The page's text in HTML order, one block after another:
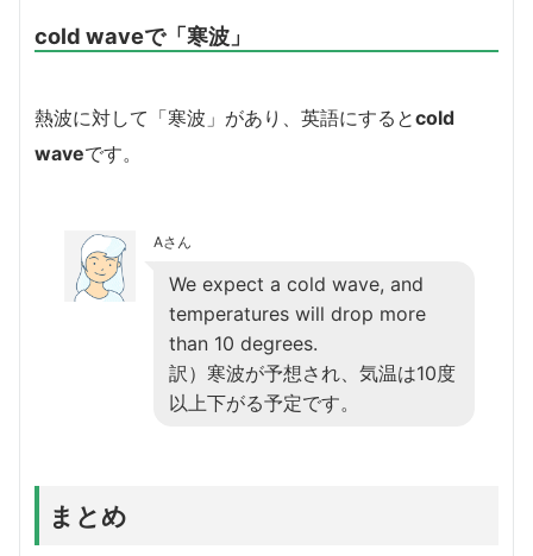
cold waveで「寒波」
熱波に対して「寒波」があり、英語にするとcold
waveです。
Aさん
We expect a cold wave, and
temperatures will drop more
than 10 degrees.
訳）寒波が予想され、気温は10度
以上下がる予定です。
まとめ